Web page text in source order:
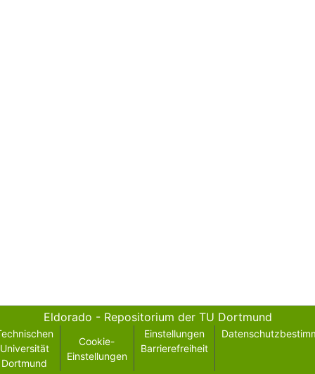
Eldorado - Repositorium der TU Dortmund
Universität
Dortmund
Cookie-
Einstellungen
Einstellungen
Barrierefreiheit